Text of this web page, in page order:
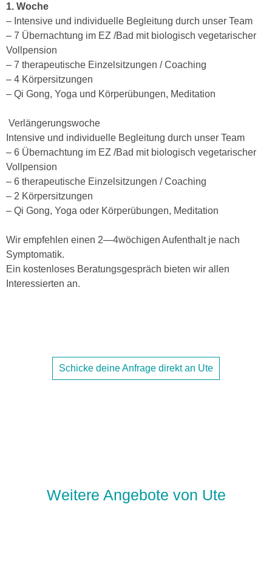
1. Woche
– Intensive und individuelle Begleitung durch unser Team
– 7 Übernachtung im EZ /Bad mit biologisch vegetarischer
Vollpension
– 7 therapeutische Einzelsitzungen / Coaching
– 4 Körpersitzungen
– Qi Gong, Yoga und Körperübungen, Meditation
Verlängerungswoche
Intensive und individuelle Begleitung durch unser Team
– 6 Übernachtung im EZ /Bad mit biologisch vegetarischer
Vollpension
– 6 therapeutische Einzelsitzungen / Coaching
– 2 Körpersitzungen
– Qi Gong, Yoga oder Körperübungen, Meditation
Wir empfehlen einen 2—4wöchigen Aufenthalt je nach
Symptomatik.
Ein kostenloses Beratungsgespräch bieten wir allen
Interessierten an.
Schicke deine Anfrage direkt an Ute
Weitere Angebote von Ute